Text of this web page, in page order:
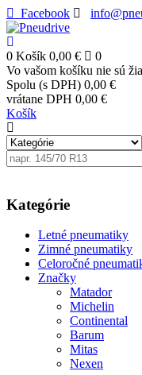
Facebook
0 Košík 0,00 €
0
Vo vašom košíku nie sú
Spolu (s DPH) 0,00 €
vrátane DPH 0,00 €
Košík
Kategórie
Letné pneumatiky
Zimné pneumatiky
Celoročné
Značky
Matador
Michelin
Continental
Barum
Mitas
Nexen